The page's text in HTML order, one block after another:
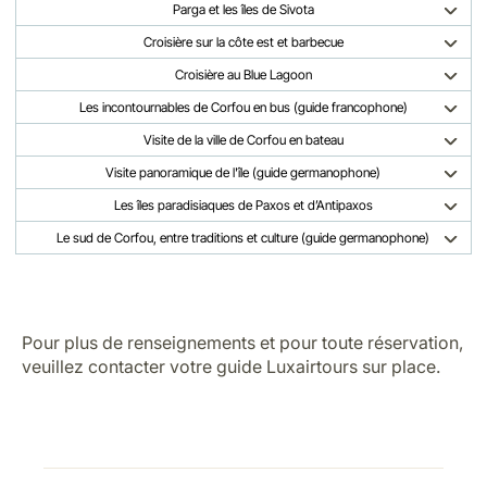
Parga et les îles de Sivota
Croisière sur la côte est et barbecue
Croisière au Blue Lagoon
Les incontournables de Corfou en bus (guide francophone)
Visite de la ville de Corfou en bateau
Visite panoramique de l'île (guide germanophone)
Les îles paradisiaques de Paxos et d’Antipaxos
Le sud de Corfou, entre traditions et culture (guide germanophone)
Pour plus de renseignements et pour toute réservation,
veuillez contacter votre guide Luxairtours sur place.